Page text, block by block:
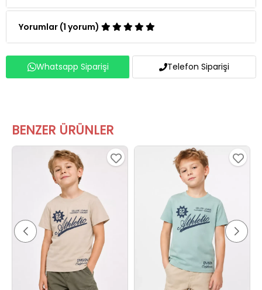
Yorumlar (1 yorum)
Whatsapp Siparişi Telefon Siparişi
BENZER ÜRÜNLER